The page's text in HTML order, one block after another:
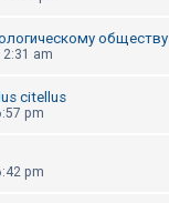
обществу
2:31 am
citellus
pm
pm